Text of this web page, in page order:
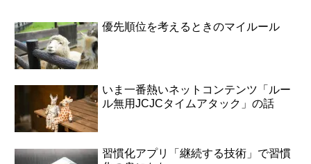
優先順位を考えるときのマイルール
いま一番熱いネットコンテンツ「ルー
ル無用JCJCタイムアタック」の話
習慣化アプリ「継続する技術」で習慣